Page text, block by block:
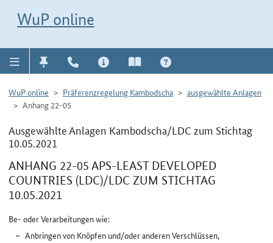
WuP online
WuP online Präferenzregelung Kambodscha
ausgewählte Anlagen
Anhang 22-05
Ausgewählte Anlagen Kambodscha/LDC zum Stichtag
10.05.2021
ANHANG 22-05 APS-LEAST DEVELOPED
COUNTRIES (LDC)/LDC ZUM STICHTAG
10.05.2021
Be- oder Verarbeitungen wie:
Anbringen von Knöpfen und/oder anderen Verschlüssen,